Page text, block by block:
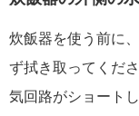
炊飯器を使う前に
ず拭き取ってくだ
気回路がショート